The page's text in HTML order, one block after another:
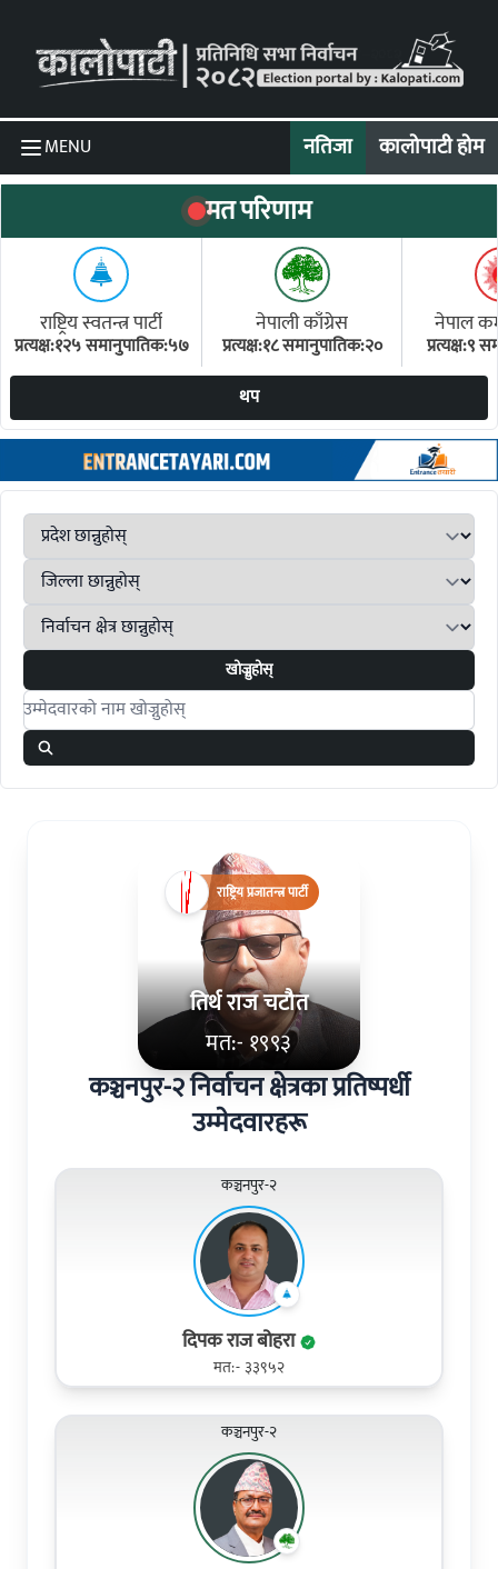
MENU नतिजा कालोपाटी होम
मत परिणाम
राष्ट्रिय स्वतन्त्र पार्टी
प्रत्यक्ष:१२५ समानुपातिक:५७
नेपाली काँग्रेस
प्रत्यक्ष:१८ समानुपातिक:२०
नेपाल
प्रत्यक्ष:९
थप
खोज्नुहोस्
Search candidates
तिर्थ राज चटौत
मत:- १९९३
राष्ट्रिय प्रजातन्त्र पार्टी
कञ्चनपुर-२ निर्वाचन क्षेत्रका प्रतिष्पर्धी
उम्मेदवारहरू
कञ्चनपुर-२
दिपक राज बोहरा
मत:- ३३९५२
कञ्चनपुर-२